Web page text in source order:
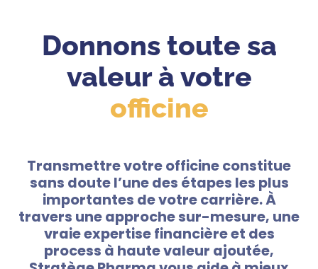
Donnons toute sa
valeur à votre
officine
Transmettre votre officine constitue
sans doute l’une des étapes les plus
importantes de votre carrière. À
travers une approche sur-mesure, une
vraie expertise financière et des
process à haute valeur ajoutée,